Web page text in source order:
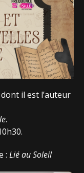
il est l’auteur
.
: Lié au Soleil